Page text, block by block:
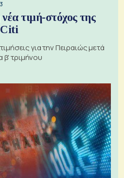
τιμή-στόχος της
Citi
για την Πειραιώς μετά
β' τριμήνου